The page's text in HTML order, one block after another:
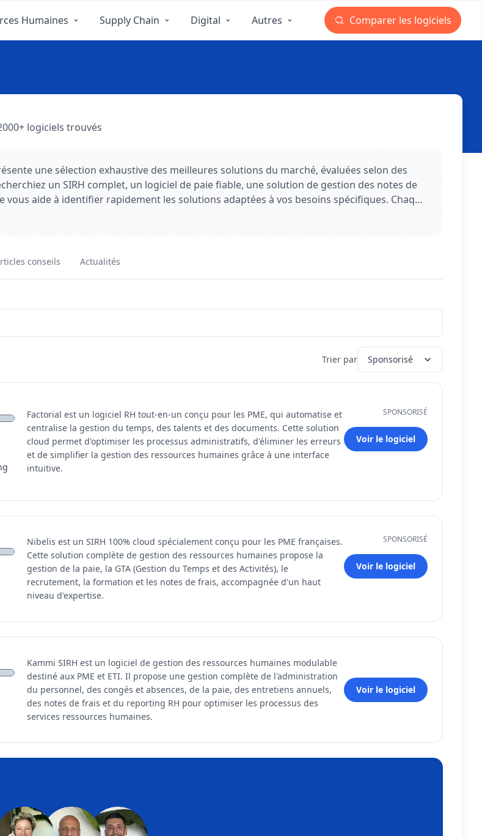
Humaines Supply Chain Digital Autres Comparer les logiciels
logiciels trouvés
une sélection exhaustive des meilleures solutions du marché, évaluées selon des
un SIRH complet, un logiciel de paie fiable, une solution de gestion des notes de
aide à identifier rapidement les solutions adaptées à vos besoins spécifiques. Chaque
de ses fonctionnalités, ses capacités d'intégration avec votre écosystème
pour choisir le logiciel RH idéal pour votre organisation.
conseils Actualités
Trier par Sponsorisé
Factorial est un logiciel RH tout-en-un conçu pour les PME, qui automatise et
centralise la gestion du temps, des talents et des documents. Cette solution
cloud permet d'optimiser les processus administratifs, d'éliminer les erreurs
et de simplifier la gestion des ressources humaines grâce à une interface
intuitive.
SPONSORISÉ
Voir le logiciel
Nibelis est un SIRH 100% cloud spécialement conçu pour les PME françaises.
Cette solution complète de gestion des ressources humaines propose la
gestion de la paie, la GTA (Gestion du Temps et des Activités), le
recrutement, la formation et les notes de frais, accompagnée d'un haut
niveau d'expertise.
SPONSORISÉ
Voir le logiciel
Kammi SIRH est un logiciel de gestion des ressources humaines modulable
destiné aux PME et ETI. Il propose une gestion complète de l'administration
du personnel, des congés et absences, de la paie, des entretiens annuels,
des notes de frais et du reporting RH pour optimiser les processus des
services ressources humaines.
Voir le logiciel